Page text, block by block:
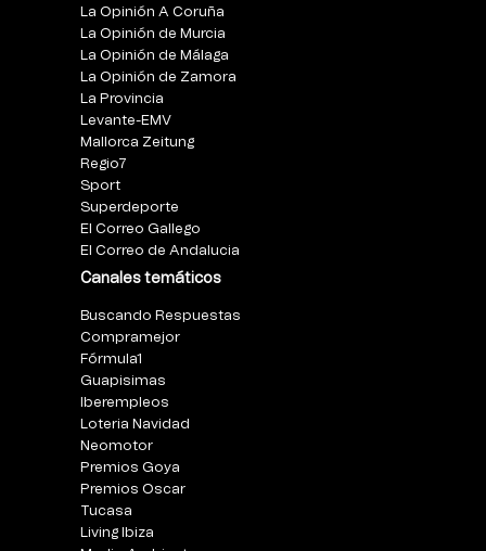
La Opinión A Coruña
La Opinión de Murcia
La Opinión de Málaga
La Opinión de Zamora
La Provincia
Levante-EMV
Mallorca Zeitung
Regio7
Sport
Superdeporte
El Correo Gallego
El Correo de Andalucia
Canales temáticos
Buscando Respuestas
Compramejor
Fórmula1
Guapisimas
Iberempleos
Loteria Navidad
Neomotor
Premios Goya
Premios Oscar
Tucasa
Living Ibiza